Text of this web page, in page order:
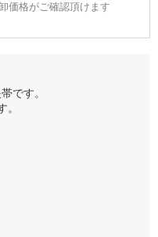
価格がご確認頂けます
です。